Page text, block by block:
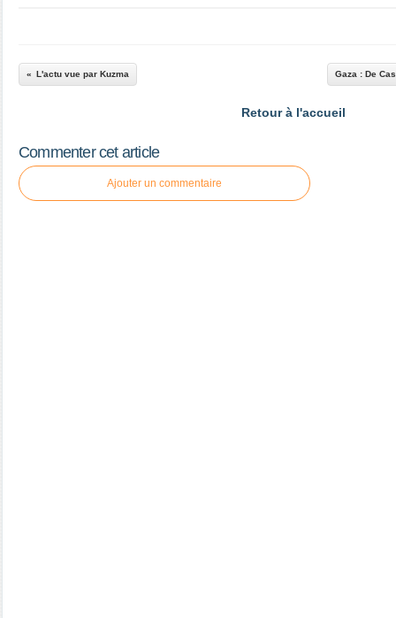
L'actu vue par Kuzma Gaza : De
Retour à l'accueil
Commenter cet article
Ajouter un commentaire